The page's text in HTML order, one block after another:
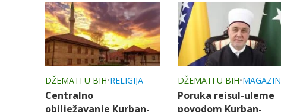
DŽEMATI U BIH•RELIGIJA
Centralno
obilježavanje Kurban-
DŽEMATI U BIH•MAGAZIN
Poruka reisul-uleme
povodom Kurban-